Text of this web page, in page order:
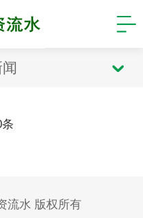
条
流水 版权所有